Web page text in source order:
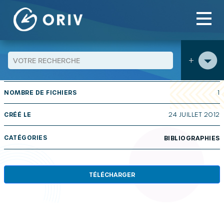
Aller au contenu
+
publications
Parentalité et migration. Relation Famille –
Ecole
TAILLE 207 KB
NOMBRE DE FICHIERS 1
CRÉÉ LE 24 JUILLET 2012
CATÉGORIES BIBLIOGRAPHIES
TÉLÉCHARGER
Panneau de gestion des cookies